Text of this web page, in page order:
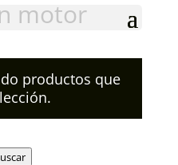
motor
productos que